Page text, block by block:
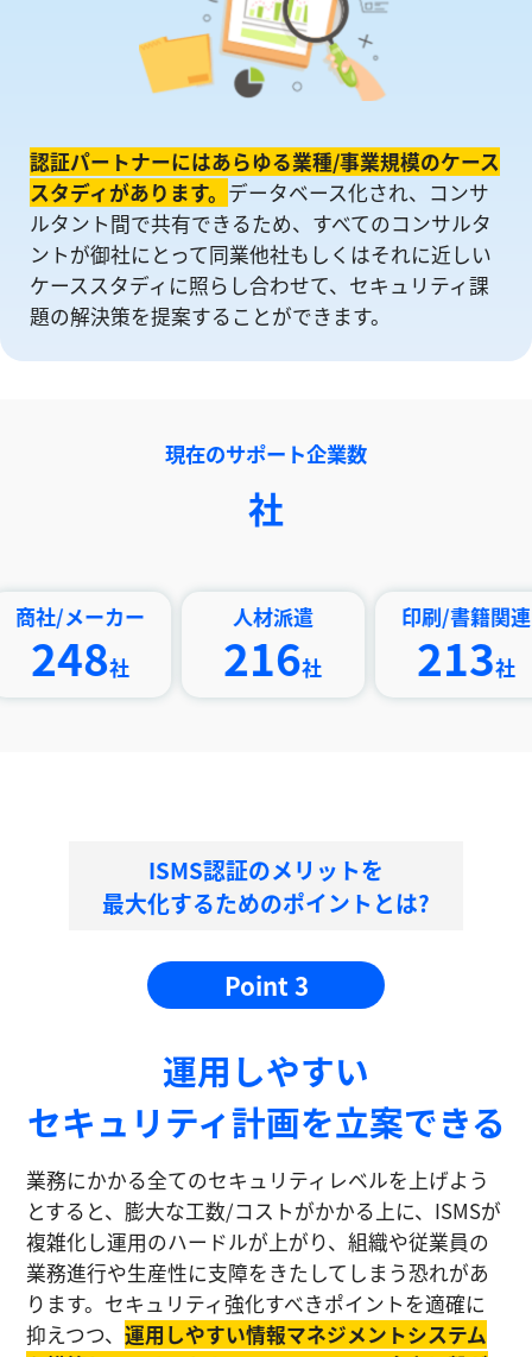
認証パートナーにはあらゆる業種/事業規模のケース
スタディがあります。 データベース化され、コンサ
ルタント間で共有できるため、すべてのコンサルタ
ントが御社にとって同業他社もしくはそれに近しい
ケーススタディに照らし合わせて、セキュリティ課
題の解決策を提案することができます。
現在のサポート企業数
社
カー
社
人材派遣
216社
印刷/書籍関連
213社
ISMS認証のメリットを
最大化するためのポイントとは?
Point 3
運⽤しやすい
セキュリティ計画を⽴案できる
業務にかかる全てのセキュリティレベルを上げよう
とすると、膨大な工数/コストがかかる上に、ISMSが
複雑化し運⽤のハードルが上がり、組織や従業員の
業務進⾏や生産性に⽀障をきたしてしまう恐れがあ
ります。セキュリティ強化すべきポイントを適確に
抑えつつ、運⽤しやすい情報マネジメントシステム